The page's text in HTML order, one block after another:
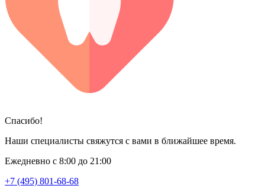
Спасибо!
Наши специалисты свяжутся с вами в ближайшее время.
Ежедневно с 8:00 до 21:00
+7 (495) 801-68-68